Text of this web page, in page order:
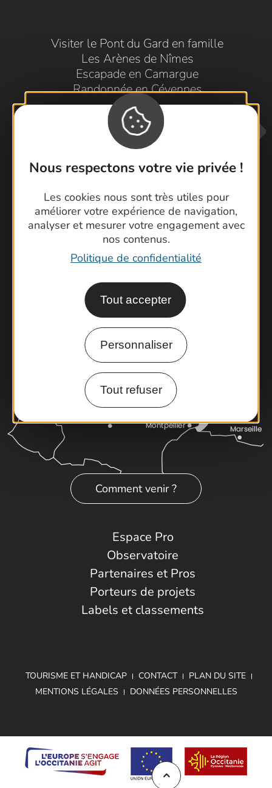
Nous respectons votre vie privée !
Les cookies nous sont très utiles pour
améliorer votre expérience de navigation,
analyser et mesurer votre engagement avec
nos contenus.
Politique de confidentialité
Tout accepter
Personnaliser
Tout refuser
Visiter le Pont du Gard en famille
Les Arènes de Nîmes
Escapade en Camargue
Randonnée en Cévennes
Contactez-nous !
Foire aux questions
Brochures
Latitude Gard
Comment venir ?
Espace Pro
Observatoire
Partenaires et Pros
Porteurs de projets
Labels et classements
TOURISME ET HANDICAP CONTACT
PLAN DU SITE
MENTIONS LÉGALES
DONNÉES PERSONNELLES